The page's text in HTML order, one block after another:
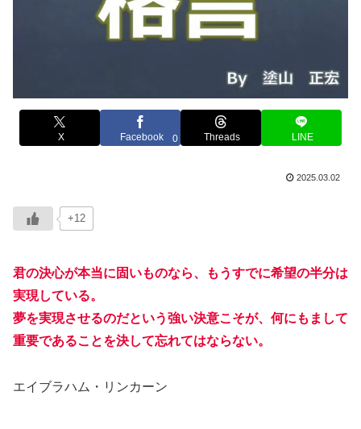
X Facebook 0 Threads LINE
2025.03.02
+12
君の決心が本当に固いものなら、もうすでに希望の半分は
実現している。
夢を実現させるのだという強い決意こそが、何にもまして
重要であることを決して忘れてはならない。
エイブラハム・リンカーン